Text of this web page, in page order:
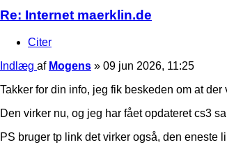
Re: Internet maerklin.de
Citer
Indlæg af Mogens » 09 jun 2026, 11:25
Takker for din info, jeg fik beskeden om at der
Den virker nu, og jeg har fået opdateret cs3
PS bruger tp link det virker også, den